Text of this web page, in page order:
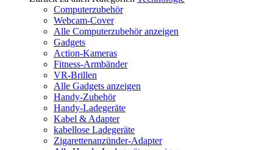
Computerzubehör
Webcam-Cover
Alle Computerzubehör anzeigen
Gadgets
Action-Kameras
Fitness-Armbänder
VR-Brillen
Alle Gadgets anzeigen
Handy-Zubehör
Handy-Ladegeräte
Kabel & Adapter
kabellose Ladegeräte
Zigarettenanzünder-Adapter